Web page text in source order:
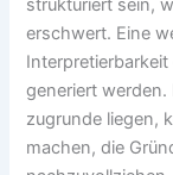
strukturiert sein,
erschwert. Eine
generiert werden.
zugrunde liegen,
machen, die